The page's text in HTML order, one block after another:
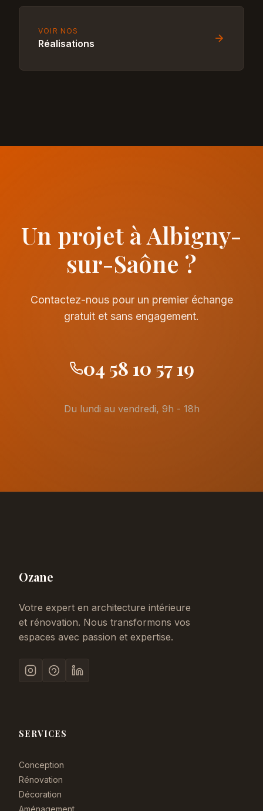
VOIR NOS
Réalisations
Un projet à Albigny-
sur-Saône ?
Contactez-nous pour un premier échange
gratuit et sans engagement.
04 58 10 57 19
Du lundi au vendredi, 9h - 18h
Ozane
Votre expert en architecture intérieure
et rénovation. Nous transformons vos
espaces avec passion et expertise.
SERVICES
Conception
Rénovation
Décoration
Aménagement